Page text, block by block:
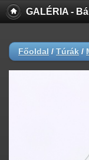
GALÉRIA -
Főoldal / Túrák /